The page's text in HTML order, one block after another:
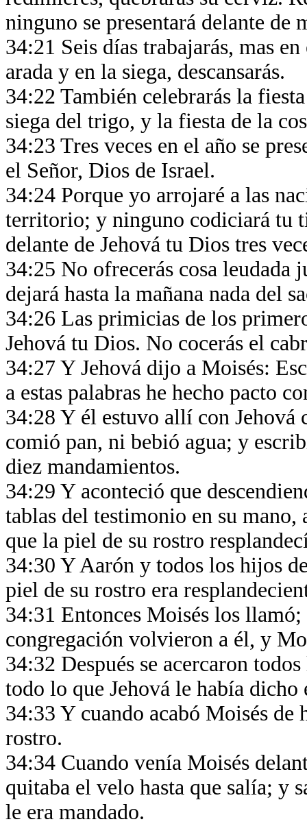
ninguno se presentará delante de
34:21 Seis días trabajarás, mas
arada y en la siega, descansarás.
34:22 También celebrarás la
siega del trigo, y la fiesta de la
34:23 Tres veces en el año se
el Señor, Dios de Israel.
34:24 Porque yo arrojaré a las
territorio; y ninguno codiciará tu
delante de Jehová tu Dios tres
34:25 No ofrecerás cosa
dejará hasta la mañana nada del
34:26 Las primicias de los
Jehová tu Dios. No cocerás el
34:27 Y Jehová dijo a Moisés:
a estas palabras he hecho pacto
34:28 Y él estuvo allí con Jehová
comió pan, ni bebió agua; y
diez mandamientos.
34:29 Y aconteció que
tablas del testimonio en su mano,
que la piel de su rostro
34:30 Y Aarón y todos los hijos
piel de su rostro era
34:31 Entonces Moisés los
congregación volvieron a él, y
34:32 Después se acercaron
todo lo que Jehová le había dicho
34:33 Y cuando acabó Moisés de
rostro.
34:34 Cuando venía Moisés
quitaba el velo hasta que salía; y
le era mandado.